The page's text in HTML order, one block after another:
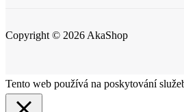
Copyright © 2026 AkaShop
Tento web používá na poskytování